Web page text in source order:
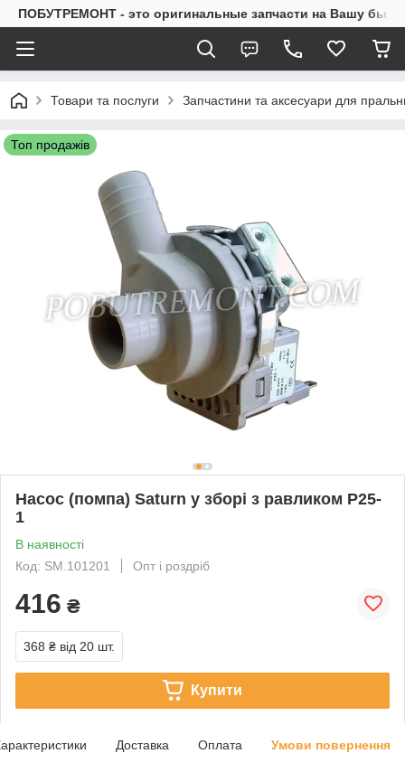
ПОБУТРЕМОНТ - это оригинальные запчасти на Вашу
Товари та послуги Запчастини та аксесуари для
Топ продажів
Насос (помпа) Saturn у зборі з равликом P25-
1
В наявності
Код: SM.101201
Опт і роздріб
416 ₴
368 ₴ від 20 шт.
Купити
Доставка Оплата Умови повернення